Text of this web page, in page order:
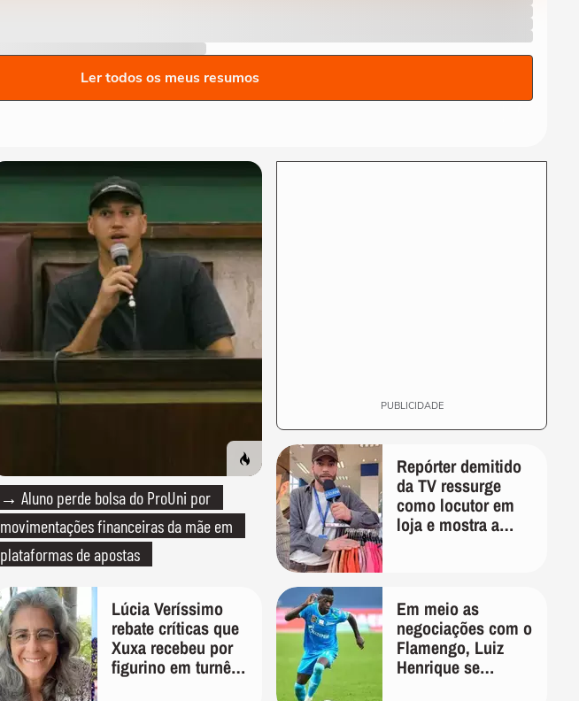
Dieta para o lipedema: retirar
indicado
açúcar pode causar tontura
tristeza e ansiedade, alerta
Ler todos os meus resumos
→ Aluno perde bolsa do ProUni por
movimentações financeiras da mãe em
plataformas de apostas
PUBLICIDADE
Repórter demitido
da TV ressurge
como locutor em
loja e mostra a
Lúcia Veríssimo
rebate críticas que
Xuxa recebeu por
figurino em turnê:
Em meio as
negociações com o
Flamengo, Luiz
Henrique se